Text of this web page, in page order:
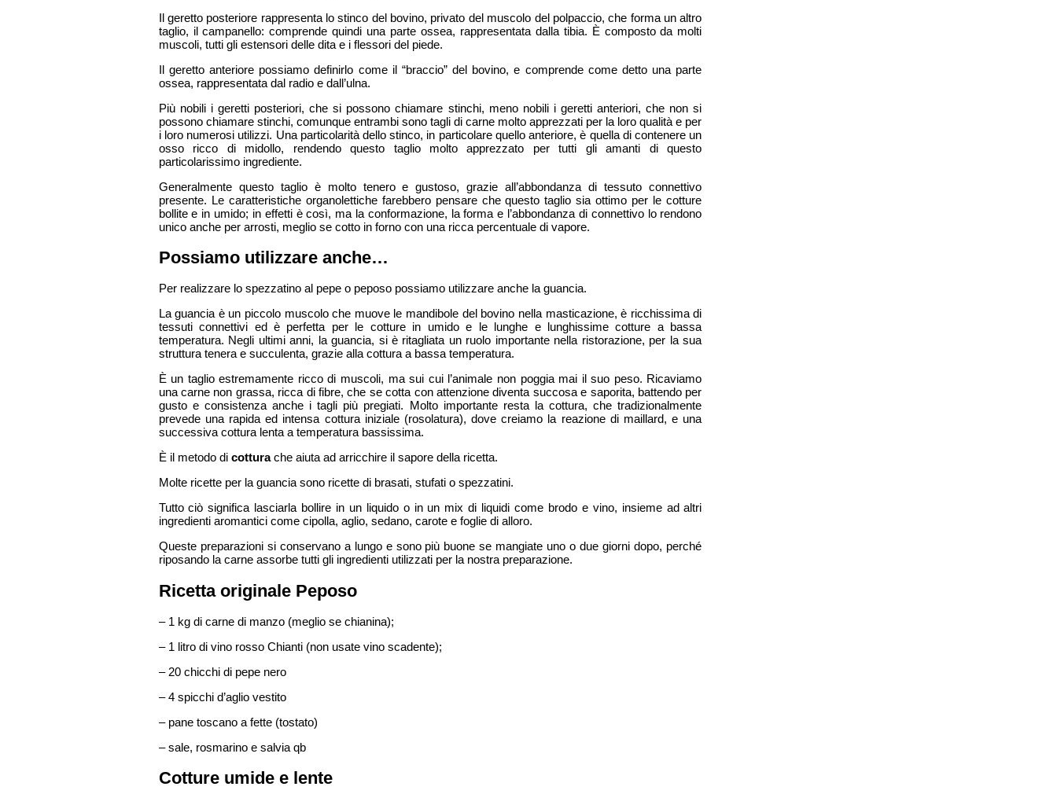
Il geretto posteriore rappresenta lo stinco del bovino, privato del muscolo del polpaccio, che forma un altro
taglio, il campanello: comprende quindi una parte ossea, rappresentata dalla tibia. È composto da molti
muscoli, tutti gli estensori delle dita e i flessori del piede.
Il geretto anteriore possiamo definirlo come il “braccio” del bovino, e comprende come detto una parte
ossea, rappresentata dal radio e dall’ulna.
Più nobili i geretti posteriori, che si possono chiamare stinchi, meno nobili i geretti anteriori, che non si
possono chiamare stinchi, comunque entrambi sono tagli di carne molto apprezzati per la loro qualità e per
i loro numerosi utilizzi. Una particolarità dello stinco, in particolare quello anteriore, è quella di contenere un
osso ricco di midollo, rendendo questo taglio molto apprezzato per tutti gli amanti di questo
particolarissimo ingrediente.
Generalmente questo taglio è molto tenero e gustoso, grazie all’abbondanza di tessuto connettivo
presente. Le caratteristiche organolettiche farebbero pensare che questo taglio sia ottimo per le cotture
bollite e in umido; in effetti è così, ma la conformazione, la forma e l’abbondanza di connettivo lo rendono
unico anche per arrosti, meglio se cotto in forno con una ricca percentuale di vapore.
Possiamo utilizzare anche…
Per realizzare lo spezzatino al pepe o peposo possiamo utilizzare anche la guancia.
La guancia è un piccolo muscolo che muove le mandibole del bovino nella masticazione, è ricchissima di
tessuti connettivi ed è perfetta per le cotture in umido e le lunghe e lunghissime cotture a bassa
temperatura. Negli ultimi anni, la guancia, si è ritagliata un ruolo importante nella ristorazione, per la sua
struttura tenera e succulenta, grazie alla cottura a bassa temperatura.
È un taglio estremamente ricco di muscoli, ma sui cui l’animale non poggia mai il suo peso. Ricaviamo
una carne non grassa, ricca di fibre, che se cotta con attenzione diventa succosa e saporita, battendo per
gusto e consistenza anche i tagli più pregiati. Molto importante resta la cottura, che tradizionalmente
prevede una rapida ed intensa cottura iniziale (rosolatura), dove creiamo la reazione di maillard, e una
successiva cottura lenta a temperatura bassissima.
È il metodo di cotturache aiuta ad arricchire il sapore della ricetta.
Molte ricette per la guancia sono ricette di brasati, stufati o spezzatini.
Tutto ciò significa lasciarla bollire in un liquido o in un mix di liquidi come brodo e vino, insieme ad altri
ingredienti aromantici come cipolla, aglio, sedano, carote e foglie di alloro.
Queste preparazioni si conservano a lungo e sono più buone se mangiate uno o due giorni dopo, perché
riposando la carne assorbe tutti gli ingredienti utilizzati per la nostra preparazione.
Ricetta originale Peposo
– 1 kg di carne di manzo (meglio se chianina);
– 1 litro di vino rosso Chianti (non usate vino scadente);
– 20 chicchi di pepe nero
– 4 spicchi d’aglio vestito
– pane toscano a fette (tostato)
– sale, rosmarino e salvia qb
Cotture umide e lente